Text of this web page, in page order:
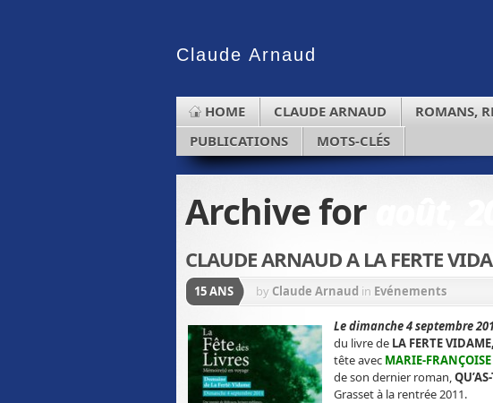
Claude Arnaud
HOME CLAUDE ARNAUD ROMANS,
PUBLICATIONS
MOTS-CLÉS
Archive for
CLAUDE ARNAUD A LA FERTE
15 ANS by Claude Arnaud in Evénements
Le dimanche 4 septembre
du livre de LA FERTE VIDAME,
tête avec MARIE-FRANÇOISE
de son dernier roman,
Grasset à la rentrée 2011.